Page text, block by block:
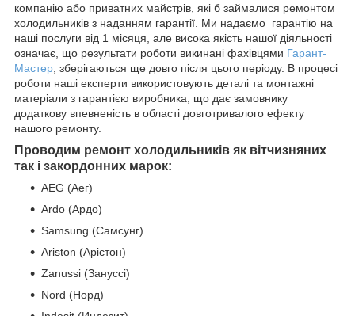
компанію або приватних майстрів, які б займалися ремонтом
холодильників з наданням гарантії. Ми надаємо гарантію на
наші послуги від 1 місяця, але висока якість нашої діяльності
означає, що результати роботи викинані фахівцями Гарант-
Мастер , зберігаються ще довго після цього періоду. В процесі
роботи наші експерти використовують деталі та монтажні
матеріали з гарантією виробника, що дає замовнику
додаткову впевненість в області довготривалого ефекту
нашого ремонту.
Проводим ремонт холодильників як вітчизняних
так і закордонних марок:
AEG (Аег)
Ardo (Ардо)
Samsung (Самсунг)
Ariston (Арістон)
Zanussi (Зануссі)
Nord (Норд)